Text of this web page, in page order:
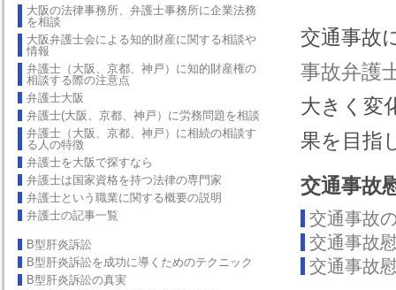
大阪の法律事務所、弁護士事務所に企業法務
を相談
大阪弁護士会による知的財産に関する相談や
情報
弁護士（大阪、京都、神戸）に知的財産権の
相談する際の注意点
弁護士大阪
弁護士(大阪、京都、神戸）に労務問題を相談
弁護士（大阪、京都、神戸）に相続の相談す
る人の特徴
弁護士を大阪で探すなら
弁護士は国家資格を持つ法律の専門家
弁護士という職業に関する概要の説明
弁護士の記事一覧
B型肝炎訴訟
B型肝炎訴訟を成功に導くためのテクニック
B型肝炎訴訟の真実
交通事故
事故弁護
大きく変
果を目指
交通事故
交通事故
交通事故
交通事故